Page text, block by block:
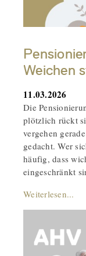
Weichen
11.03.2026
Die
plötzlich rückt
vergehen
gedacht. Wer
häufig, dass
eingeschränkt
Weiterlesen...